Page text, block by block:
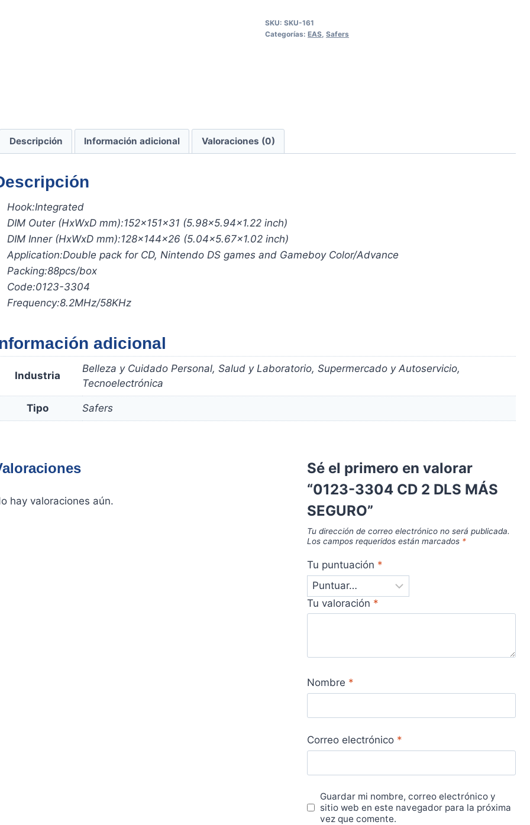
SKU:SKU-161
Categorías:EAS ,Safers
Descripción Información adicional Valoraciones (0)
Hook:Integrated
DIM Outer (HxWxD mm):152x151x31 (5.98×5.94×1.22 inch)
DIM Inner (HxWxD mm):128x144x26 (5.04×5.67×1.02 inch)
Application:Double pack for CD, Nintendo DS games and Gameboy Color/Advance
Packing:88pcs/box
Code:0123-3304
Frequency:8.2MHz/58KHz
adicional
Industria
Belleza y Cuidado Personal, Salud y Laboratorio, Supermercado y Autoservicio,
Tecnoelectrónica
Tipo Safers
hay valoraciones aún.
Sé el primero en valorar
“0123-3304 CD 2 DLS MÁS
SEGURO”
Tu dirección de correo electrónico no será publicada.
Los campos requeridos están marcados *
Tu puntuación *
Tu valoración *
Nombre *
Correo electrónico *
Guardar mi nombre, correo electrónico y
sitio web en este navegador para la próxima
vez que comente.